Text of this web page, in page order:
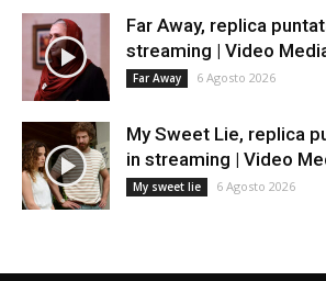
Far Away, replica
streaming | Video
Far Away 6 Agosto 2026
My Sweet Lie, replica
in streaming | Video
My sweet lie 6 Agosto 2026